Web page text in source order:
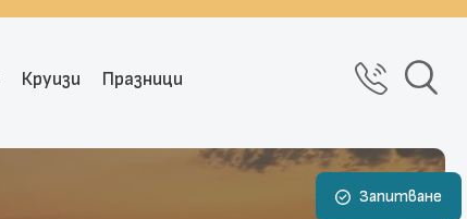
Круизи Празници
Запитване